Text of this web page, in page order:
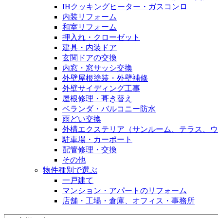
IHクッキングヒーター・ガスコンロ
内装リフォーム
和室リフォーム
押入れ・クローゼット
建具・内装ドア
玄関ドアの交換
内窓・窓サッシ交換
外壁屋根塗装・外壁補修
外壁サイディング工事
屋根修理・葺き替え
ベランダ・バルコニー防水
雨どい交換
外構エクステリア（サンルーム、テラス、ウ
駐車場・カーポート
配管修理・交換
その他
物件種別で選ぶ
一戸建て
マンション・アパートのリフォーム
店舗・工場・倉庫、オフィス・事務所